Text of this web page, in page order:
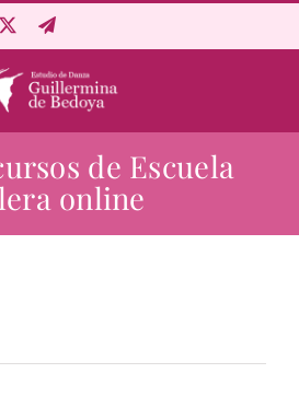
Online
Estudio
de Escuela
online